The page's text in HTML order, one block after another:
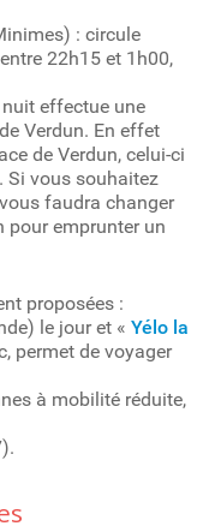
: circule
22h15 et 1h00,
effectue une
Verdun. En effet
de Verdun, celui-ci
Si vous souhaitez
faudra changer
pour emprunter un
proposées :
le jour et « Yélo la
permet de voyager
à mobilité réduite,